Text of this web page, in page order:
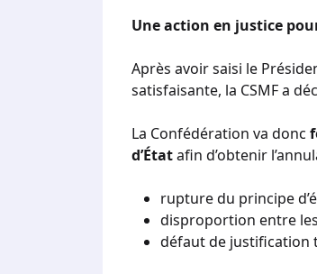
Une action en justice
Après avoir saisi le
satisfaisante, la CSMF a
La Confédération va donc
d’Étatafin d’obtenir
rupture du principe
disproportion entre
défaut de justification